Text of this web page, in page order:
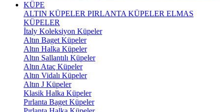
KÜPE
ALTIN KÜPELER PIRLANTA KÜPELER ELMAS
KÜPELER
İtaly Koleksiyon Küpeler
Altın Baget Küpeler
Altın Halka Küpeler
Altın Sallantılı Küpeler
Altın Ataç Küpeler
Altın Vidalı Küpeler
Altın J Küpeler
Klasik Halka Küpeler
Pırlanta Baget Küpeler